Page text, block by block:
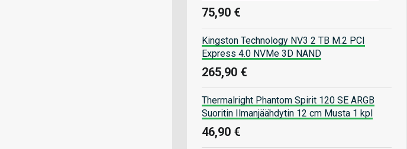
75,90 €
Kingston Technology NV3 2 TB M.2 PCI
Express 4.0 NVMe 3D NAND
265,90 €
Thermalright Phantom Spirit 120 SE ARGB
Suoritin Ilmanjäähdytin 12 cm Musta 1 kpl
46,90 €